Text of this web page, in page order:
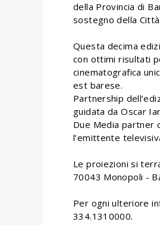
della Provincia di
sostegno della
Questa decima
con ottimi risultati
cinematografica
est barese.
Partnership
guidata da Oscar
Due Media partner
l’emittente
Le proiezioni si
70043 Monopoli -
Per ogni ulteriore
334.1310000.